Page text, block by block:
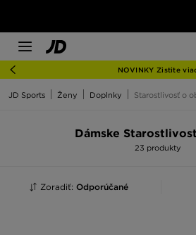
NOVINKY Zistite
JD Sports Ženy Doplnky Starostlivosť o
Dámske
23 produkty
Zoradiť: Odporúčané